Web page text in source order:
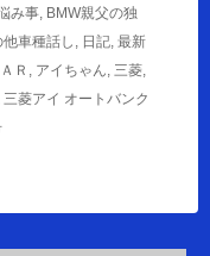
み事, BMW親父の独
他車種話し , 日記, 最新
Ｒ , アイちゃん, 三菱,
三菱アイ オートバンク